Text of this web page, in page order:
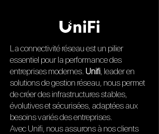
La connectivité réseau est un pilier
essentiel pour la performance des
entreprises modernes. Unifi, leader en
solutions de gestion réseau, nous permet
de créer des infrastructures stables,
évolutives et sécurisées, adaptées aux
besoins variés des entreprises.
Avec Unifi, nous assurons à nos clients